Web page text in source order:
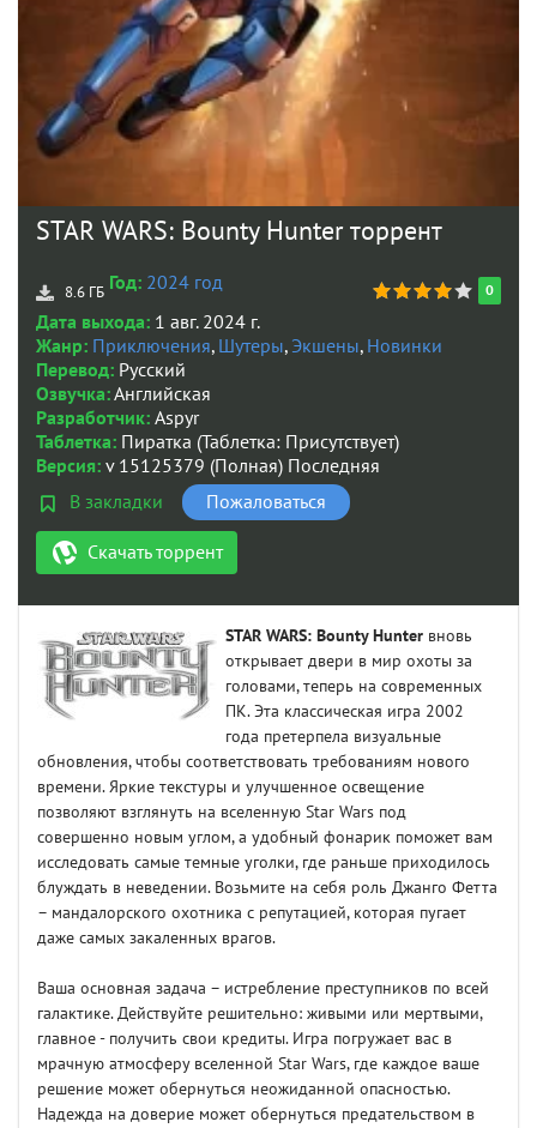
STAR WARS: Bounty Hunter торрент
0
8.6 ГБ Год: 2024 год
Дата выхода: 1 авг. 2024 г.
Жанр: Приключения, Шутеры, Экшены, Новинки
Перевод: Русский
Озвучка:Английская
Разработчик: Aspyr
Таблетка: Пиратка (Таблетка: Присутствует)
Версия: v 15125379 (Полная) Последняя
В закладки
Пожаловаться
Скачать торрент
STAR WARS: Bounty Hunter вновь
открывает двери в мир охоты за
головами, теперь на современных
ПК. Эта классическая игра 2002
года претерпела визуальные
обновления, чтобы соответствовать требованиям нового
времени. Яркие текстуры и улучшенное освещение
позволяют взглянуть на вселенную Star Wars под
совершенно новым углом, а удобный фонарик поможет вам
исследовать самые темные уголки, где раньше приходилось
блуждать в неведении. Возьмите на себя роль Джанго Фетта
– мандалорского охотника с репутацией, которая пугает
даже самых закаленных врагов.
Ваша основная задача – истребление преступников по всей
галактике. Действуйте решительно: живыми или мертвыми,
главное - получить свои кредиты. Игра погружает вас в
мрачную атмосферу вселенной Star Wars, где каждое ваше
решение может обернуться неожиданной опасностью.
Надежда на доверие может обернуться предательством в